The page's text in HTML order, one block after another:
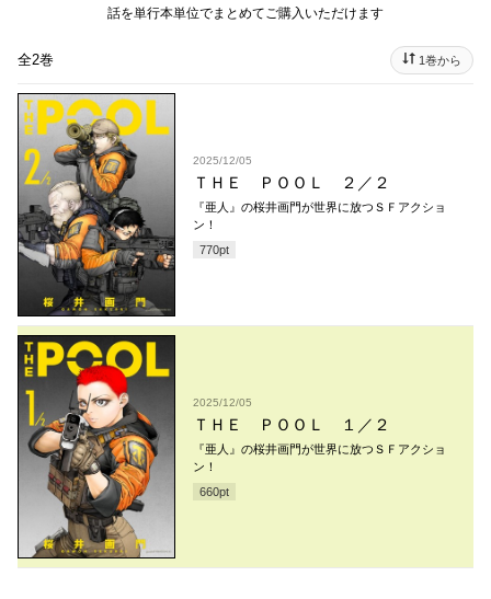
話を単行本単位でまとめてご購入いただけます
全2巻 1巻から
2025/12/05
ＴＨＥ ＰＯＯＬ ２／２
『亜人』の桜井画門が世界に放つＳＦアクショ
ン！
770pt
2025/12/05
ＴＨＥ ＰＯＯＬ １／２
『亜人』の桜井画門が世界に放つＳＦアクショ
ン！
660pt